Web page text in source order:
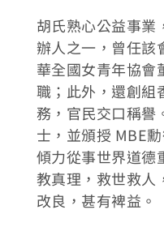
胡氏熟心公益事業
辦人之一，曾任該
華全國女青年協會
職；此外，還創組
務，官民交口稱譽
士，並頒授 MBE
傾力從事世界道德
教真理，救世救人
改良，甚有裨益。